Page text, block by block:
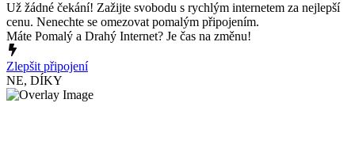
Už žádné čekání! Zažijte svobodu s rychlým internetem za nejlepší
cenu. Nenechte se omezovat pomalým připojením.
Máte Pomalý a Drahý Internet? Je čas na změnu!
Zlepšit připojení
NE, DÍKY